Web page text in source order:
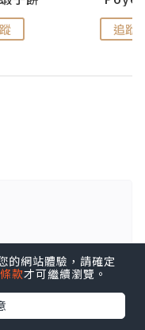
追蹤
網站體驗，請確定
款才可繼續瀏覽。